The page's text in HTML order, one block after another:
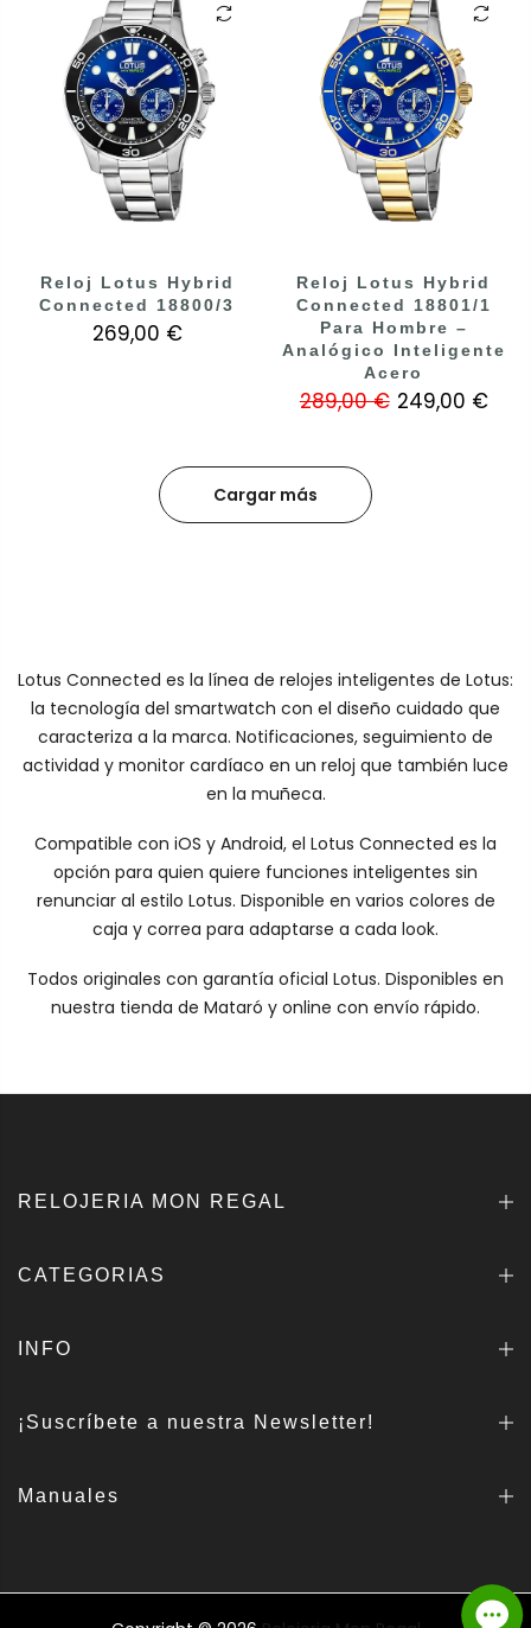
Reloj Lotus Hybrid
Connected 18800/3
269,00 €
Reloj Lotus Hybrid
Connected 18801/1
Para Hombre –
Analógico Inteligente
Acero
289,00 € 249,00 €
Cargar más
Lotus Connected es la línea de relojes inteligentes de Lotus:
la tecnología del smartwatch con el diseño cuidado que
caracteriza a la marca. Notificaciones, seguimiento de
actividad y monitor cardíaco en un reloj que también luce
en la muñeca.
Compatible con iOS y Android, el Lotus Connected es la
opción para quien quiere funciones inteligentes sin
renunciar al estilo Lotus. Disponible en varios colores de
caja y correa para adaptarse a cada look.
Todos originales con garantía oficial Lotus. Disponibles en
nuestra tienda de Mataró y online con envío rápido.
RELOJERIA MON REGAL
CATEGORIAS
INFO
¡Suscríbete a nuestra Newsletter!
Manuales